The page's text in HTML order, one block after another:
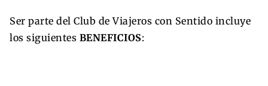
Ser parte del Club de Viajeros con Sentido incluye
los siguientes BENEFICIOS: